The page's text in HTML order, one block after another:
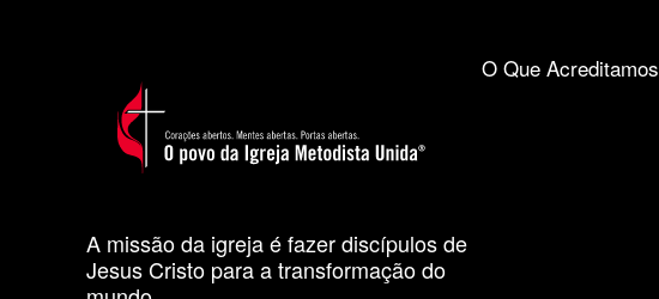
A missão da igreja é fazer discípulos de
Jesus Cristo para a transformação do
O Que Acreditamos